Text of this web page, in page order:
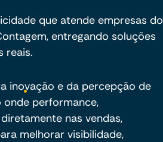
que atende empresas do
entregando soluções
reais.
inovação e da percepção de
performance,
nas vendas,
melhorar visibilidade,